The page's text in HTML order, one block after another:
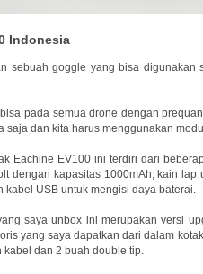
Indonesia
sebuah goggle yang bisa
pada semua drone dengan
saja dan kita harus menggunakan
Eachine EV100 ini terdiri dari
dengan kapasitas 1000mAh, kain
kabel USB untuk mengisi daya baterai.
saya unbox ini merupakan versi
yang saya dapatkan dari dalam
kabel dan 2 buah double tip.